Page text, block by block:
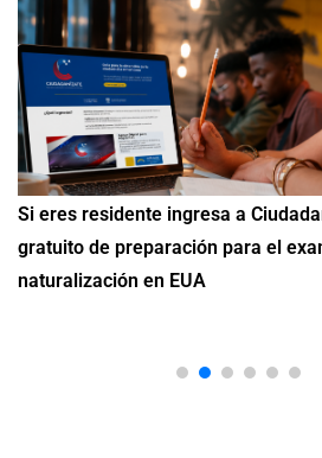
Si eres residente ingresa a
gratuito de preparación para el
naturalización en EUA